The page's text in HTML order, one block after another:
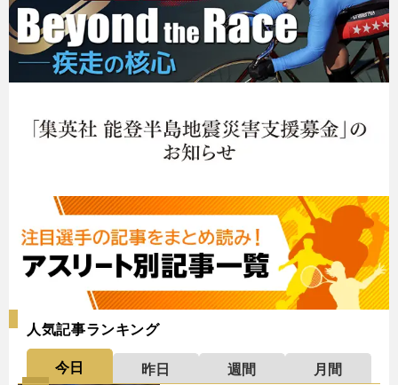
人気記事ランキング
今日 昨日 週間
月間